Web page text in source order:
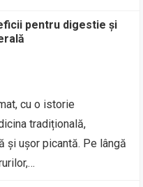
pentru digestie și
cu o istorie
tradițională,
și ușor picantă. Pe lângă